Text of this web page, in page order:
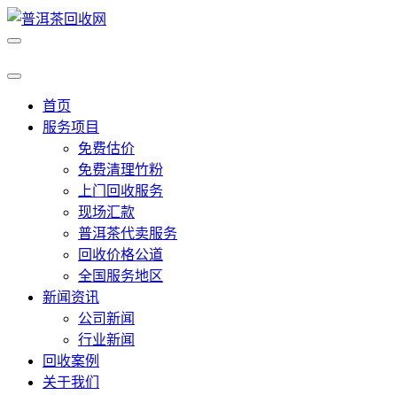
首页
服务项目
免费估价
免费清理竹粉
上门回收服务
现场汇款
普洱茶代卖服务
回收价格公道
全国服务地区
新闻资讯
公司新闻
行业新闻
回收案例
关于我们